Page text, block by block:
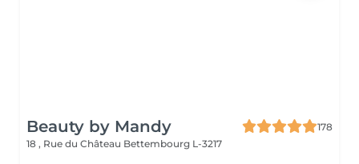
Beauty by Mandy
178
18 , Rue du Château Bettembourg L-3217